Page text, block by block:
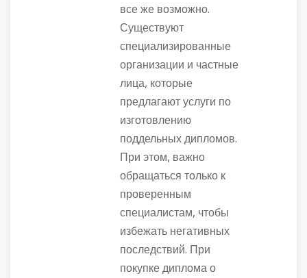
все же возможно.
Существуют
специализированные
организации и частные
лица, которые
предлагают услуги по
изготовлению
поддельных дипломов.
При этом, важно
обращаться только к
проверенным
специалистам, чтобы
избежать негативных
последствий. При
покупке диплома о